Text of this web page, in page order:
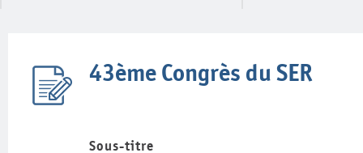
43ème Congrès du SER
Sous-titre